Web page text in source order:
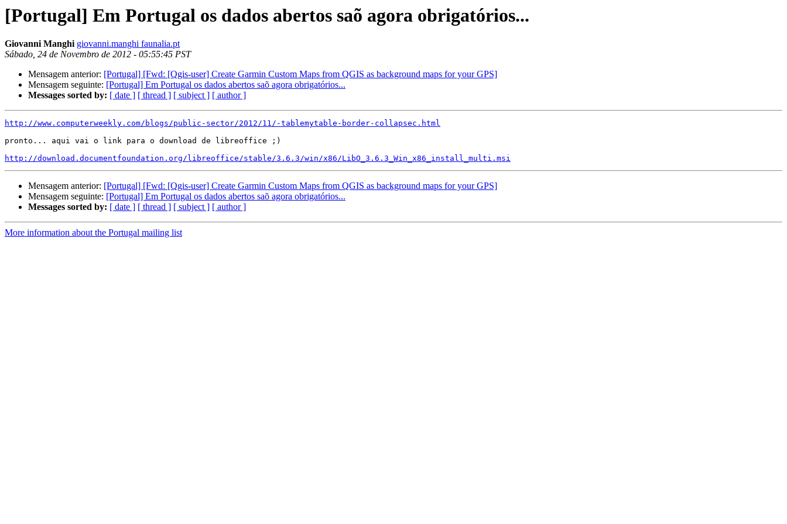
[Portugal] Em Portugal os dados abertos saõ agora obrigatórios...
Giovanni Manghi giovanni.manghi faunalia.pt
Sábado, 24 de Novembro de 2012 - 05:55:45 PST
Mensagem anterior: [Portugal] [Fwd: [Qgis-user] Create Garmin Custom Maps from QGIS as background maps for your GPS]
Mensagem seguinte: [Portugal] Em Portugal os dados abertos saõ agora obrigatórios...
Messages sorted by: [ date ] [ thread ] [ subject ] [ author ]
http://www.computerweekly.com/blogs/public-sector/2012/11/-tablemytable-border-collapsec.html
pronto... aqui vai o link para o download de libreoffice ;)
http://download.documentfoundation.org/libreoffice/stable/3.6.3/win/x86/LibO_3.6.3_Win_x86_install_multi.msi
Mensagem anterior: [Portugal] [Fwd: [Qgis-user] Create Garmin Custom Maps from QGIS as background maps for your GPS]
Mensagem seguinte: [Portugal] Em Portugal os dados abertos saõ agora obrigatórios...
Messages sorted by: [ date ] [ thread ] [ subject ] [ author ]
More information about the Portugal mailing list